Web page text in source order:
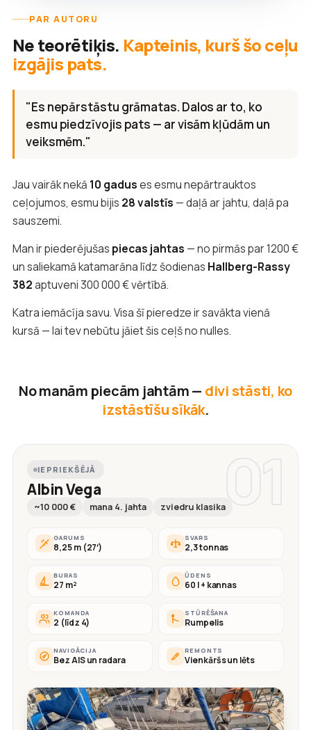
PAR AUTORU
Ne teorētiķis. Kapteinis, kurš šo ceļu
izgājis pats.
"Es nepārstāstu grāmatas. Dalos ar to, ko
esmu piedzīvojis pats — ar visām kļūdām un
veiksmēm."
Jau vairāk nekā 10 gaduses esmu nepārtrauktos
ceļojumos, esmu bijis 28 valstīs — daļā ar jahtu, daļā pa
sauszemi.
Man ir piederējušas piecas jahtas — no pirmās par 1200 €
un saliekamā katamarāna līdz šodienas Hallberg-Rassy
382aptuveni 300 000 € vērtībā.
Katra iemācīja savu. Visa šī pieredze ir savākta vienā
kursā — lai tev nebūtu jāiet šis ceļš no nulles.
No manām piecām jahtām — divi stāsti, ko
izstāstīšu sīkāk.
01
IEPRIEKŠĒJĀ
Albin Vega
~10 000 € mana 4. jahta zviedru klasika
GARUMS
8,25 m (27′)
SVARS
2,3 tonnas
BURAS
27 m²
ŪDENS
60 l + kannas
KOMANDA
2 (līdz 4)
STŪRĒŠANA
Rumpelis
NAVIGĀCIJA
Bez AIS un radara
REMONTS
Vienkāršs un lēts